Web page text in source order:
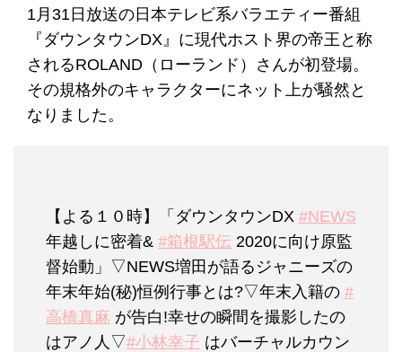
1月31日放送の日本テレビ系バラエティー番組
『ダウンタウンDX』に現代ホスト界の帝王と称
されるROLAND（ローランド）さんが初登場。
その規格外のキャラクターにネット上が騒然と
なりました。
【よる１０時】「ダウンタウンDX #NEWS
年越しに密着& #箱根駅伝 2020に向け原監
督始動」▽NEWS増田が語るジャニーズの
年末年始(秘)恒例行事とは?▽年末入籍の #
高橋真麻 が告白!幸せの瞬間を撮影したの
はアノ人▽#小林幸子 はバーチャルカウン